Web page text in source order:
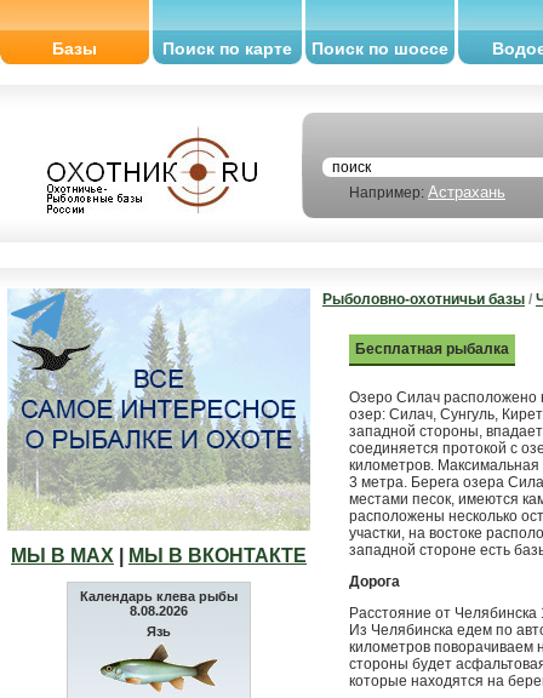
Базы Поиск по карте Поиск по шоссе
Например: Астрахань
МЫ В МАХ МЫ В ВКОНТАКТЕ
Календарь клева рыбы
8.08.2026
Язь
Рыболовно-охотничьи базы /
Бесплатная рыбалка
Озеро Силач расположено
озер: Силач, Сунгуль,
западной стороны,
соединяется протокой с
километров.
3 метра. Берега озера
местами песок, имеются
расположены несколько
участки, на востоке
западной стороне есть
Дорога
Расстояние от
Из Челябинска едем по
километров поворачиваем
стороны будет
которые находятся на